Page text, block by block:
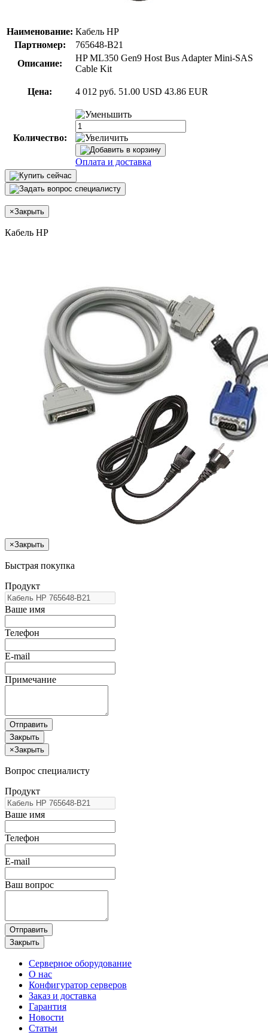
Наименование: Кабель HP
Партномер:
765648-B21
Описание:
HP ML350 Gen9 Host Bus Adapter Mini-SAS
Cable Kit
Цена: 4 012 руб. 51.00 USD 43.86 EUR
Количество:
Оплата и доставка
×Закрыть
Кабель HP
×Закрыть
Быстрая покупка
Продукт
Ваше имя
Телефон
E-mail
Примечание
Отправить
Закрыть
×Закрыть
Вопрос специалисту
Продукт
Ваше имя
Телефон
E-mail
Ваш вопрос
Отправить
Закрыть
Серверное оборудование
О нас
Конфигуратор серверов
Заказ и доставка
Гарантия
Новости
Статьи